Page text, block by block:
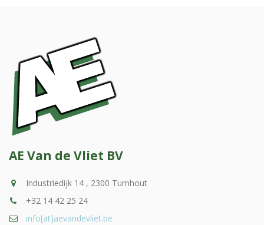
AE Van de Vliet BV
Industriedijk 14 , 2300 Turnhout
+32 14 42 25 24
info[at]aevandevliet.be